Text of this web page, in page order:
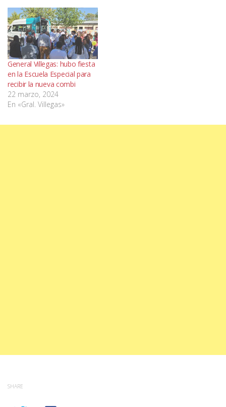
General Villegas: hubo fiesta
en la Escuela Especial para
recibir la nueva combi
22 marzo, 2024
En «Gral. Villegas»
SHARE